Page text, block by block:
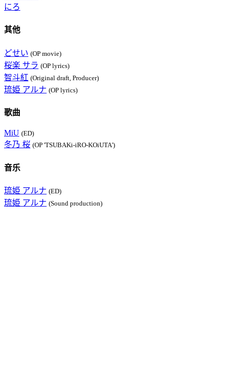
にろ
其他
どせい (OP movie)
桜楽 サラ (OP lyrics)
智斗紅 (Original draft, Producer)
琉姫 アルナ (OP lyrics)
歌曲
MiU (ED)
冬乃 桜 (OP 'TSUBAKi-iRO-KOiUTA')
音乐
琉姫 アルナ (ED)
琉姫 アルナ (Sound production)